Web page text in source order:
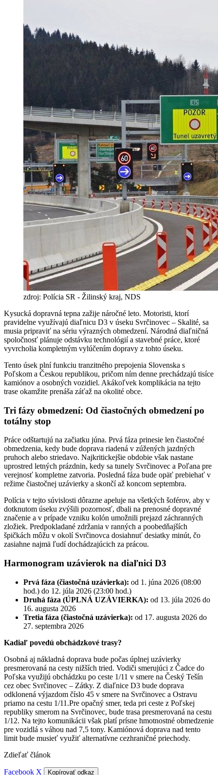
zdroj: Polícia SR - Žilinský kraj, NDS
Kysucká dopravná tepna zažije náročné leto. Motoristi, ktorí
pravidelne využívajú diaľnicu D3 v úseku Svrčinovec – Skalité, sa
musia pripraviť na sériu výrazných obmedzení. Národná diaľničná
spoločnosť plánuje odstávku technológií a stavebné práce, ktoré
vyvrcholia kompletným vylúčením dopravy z tohto úseku.
Tento úsek plní funkciu tranzitného prepojenia Slovenska s
Poľskom a Českou republikou, pričom ním denne prechádzajú tisíce
kamiónov a osobných vozidiel. Akákoľvek komplikácia na tejto
trase okamžite prenáša záťaž na okolité obce.
Tri fázy obmedzení: Od čiastočných obmedzení po
totálny stop
Práce odštartujú na začiatku júna. Prvá fáza prinesie len čiastočné
obmedzenia, kedy bude doprava riadená v zúžených jazdných
pruhoch alebo striedavo. Najkritickejšie obdobie však nastane
uprostred letných prázdnin, kedy sa tunely Svrčinovec a Poľana pre
verejnosť kompletne zatvoria. Posledná fáza bude opäť prebiehať v
režime čiastočnej uzávierky a skončí až koncom septembra.
Polícia v tejto súvislosti dôrazne apeluje na všetkých šoférov, aby v
dotknutom úseku zvýšili pozornosť, dbali na prenosné dopravné
značenie a v prípade vzniku kolón umožnili prejazd záchranných
zložiek. Predpokladané zdržania v ranných a poobedňajších
špičkách môžu v okolí Svrčinovca dosiahnuť desiatky minút, čo
zasiahne najmä ľudí dochádzajúcich za prácou.
Harmonogram uzávierok na diaľnici D3
Prvá fáza (čiastočná uzávierka): od 1. júna 2026 (08:00
hod.) do 12. júla 2026 (23:00 hod.)
Druhá fáza (ÚPLNÁ UZÁVIERKA): od 13. júla 2026 do
16. augusta 2026
Tretia fáza (čiastočná uzávierka): od 17. augusta 2026 do
27. septembra 2026
Kadiaľ povedú obchádzkové trasy?
Osobná aj nákladná doprava bude počas úplnej uzávierky
presmerovaná na cesty nižších tried. Vodiči smerujúci z Čadce do
Poľska využijú obchádzku po ceste 1/11 v smere na Český Tešín
cez obec Svrčinovec – Zátky. Z diaľnice D3 bude doprava
odklonená výjazdom číslo 45 v smere na Svrčinovec a Ostravu
priamo na cestu 1/11.Pre opačný smer, teda pri ceste z Poľskej
republiky smerom na Svrčinovec, bude trasa presmerovaná na cestu
1/12. Na tejto komunikácii však platí prísne hmotnostné obmedzenie
pre vozidlá s váhou nad 7,5 tony. Kamiónová doprava nad tento
limit bude musieť využiť alternatívne cezhraničné priechody.
Zdieľať článok
Facebook X Kopírovať odkaz